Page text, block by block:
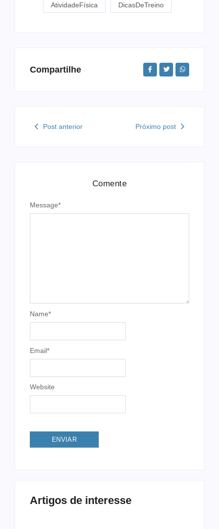
AtividadeFísica DicasDeTreino
Compartilhe
Post anterior Próximo post
Comente
Message*
Name*
Email*
Website
Artigos de interesse